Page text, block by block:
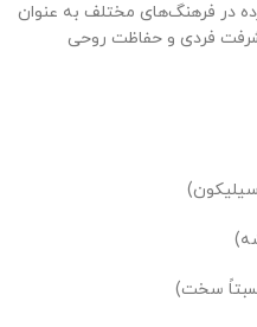
در فرهنگ‌های مختلف به عنوان
فردی و حفاظت روحی